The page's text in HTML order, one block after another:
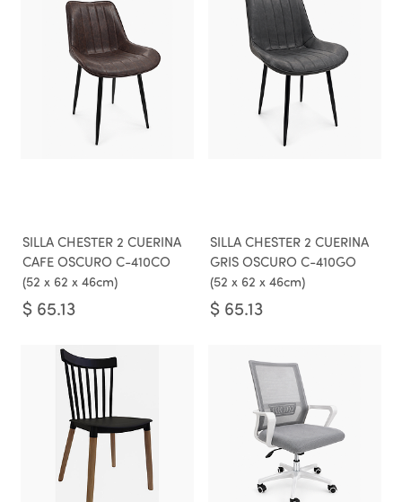
SILLA CHESTER 2 CUERINA
CAFE OSCURO C-410CO
(52 x 62 x 46cm)
$ 65.13
SILLA CHESTER 2 CUERINA
GRIS OSCURO C-410GO
(52 x 62 x 46cm)
$ 65.13